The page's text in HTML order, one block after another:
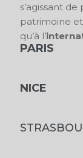
s’agissant
patrimoine et
qu’à l’
PARIS
NICE